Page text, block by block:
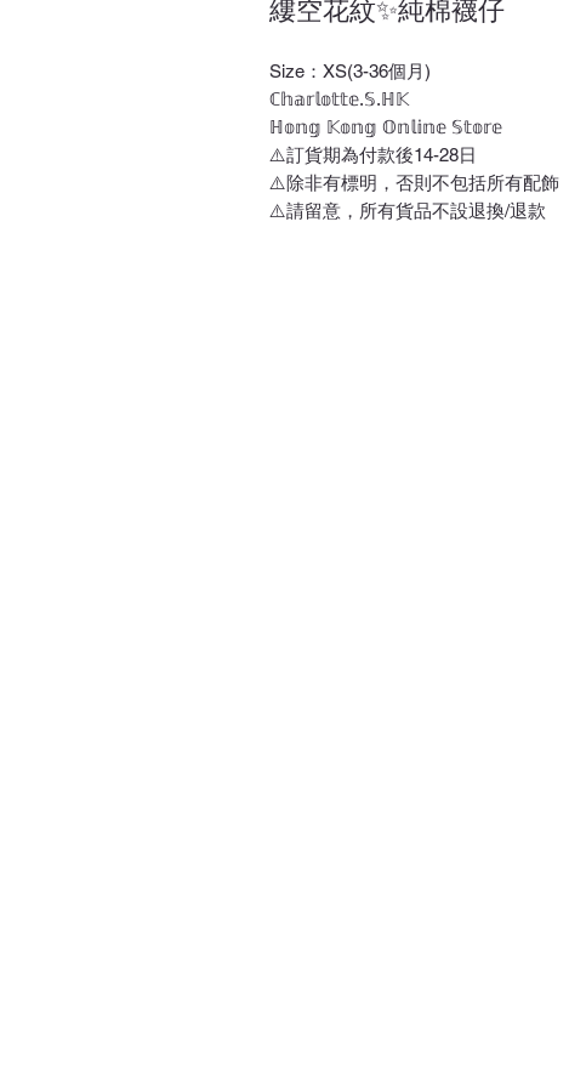
縷空花紋✨純棉襪仔
Size：XS(3-36個月)
ℂ𝕙𝕒𝕣𝕝𝕠𝕥𝕥𝕖.𝕊.ℍ𝕂
ℍ𝕠𝕟𝕘 𝕂𝕠𝕟𝕘 𝕆𝕟𝕝𝕚𝕟𝕖 𝕊𝕥𝕠𝕣𝕖
⚠️訂貨期為付款後14-28日
⚠️除非有標明，否則不包括所有配飾
⚠️請留意，所有貨品不設退換/退款